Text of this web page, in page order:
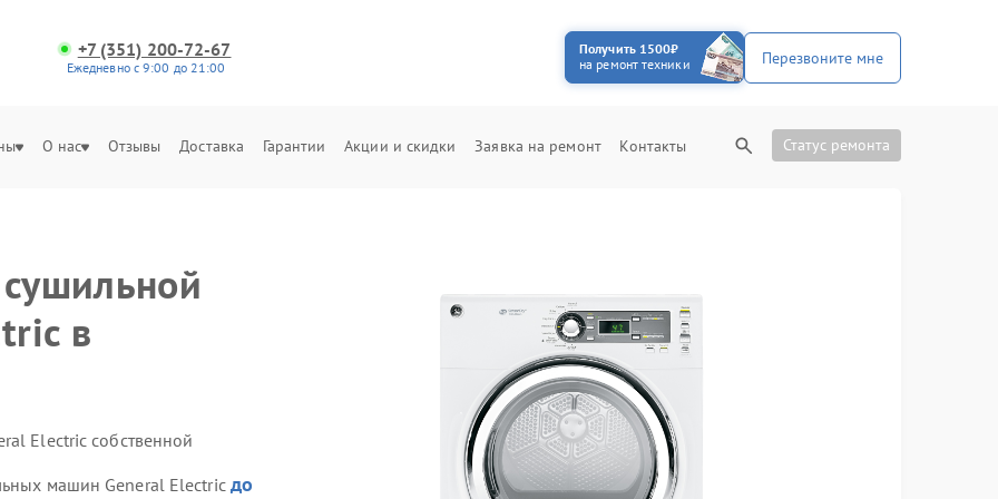
+7 (351) 200-72-67
Ежедневно с 9:00 до 21:00
Получить 1500₽
на ремонт техники
Перезвоните мне
О нас Отзывы Доставка Гарантии Акции и скидки Заявка на ремонт Контакты Статус ремонта
в
Electric собственной
машин General Electric до